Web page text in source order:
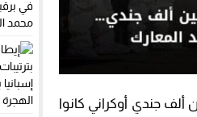
جندي أوكراني كانوا